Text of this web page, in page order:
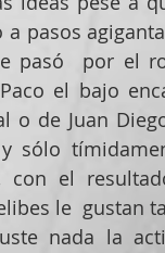
pasos
pasó  por el
el bajo
o de Juan
sólo
el
le  gustan
nada la